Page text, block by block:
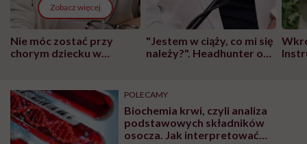
Zobacz więcej
Nie móc zostać przy
chorym dziecku w
może chyba tylko
głupota i brak
wyobraźni"
"Jestem w ciąży, co mi się
należy?". Headhunter o
pracy
POLECAMY
Biochemia krwi, czyli analiza
podstawowych składników
osocza. Jak interpretować